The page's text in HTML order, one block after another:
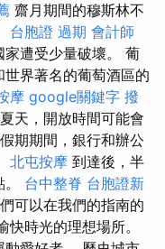
齋月期間的穆斯林不
台胞證 過期 會計師
遭受少量破壞。 葡
界著名的葡萄酒區的
摩 google關鍵字 撥
天，開放時間可能會
期期間，銀行和辦公
北屯按摩 到達後，半
台中整脊 台胞證新
可以在我們的指南的
時光的理想場所。